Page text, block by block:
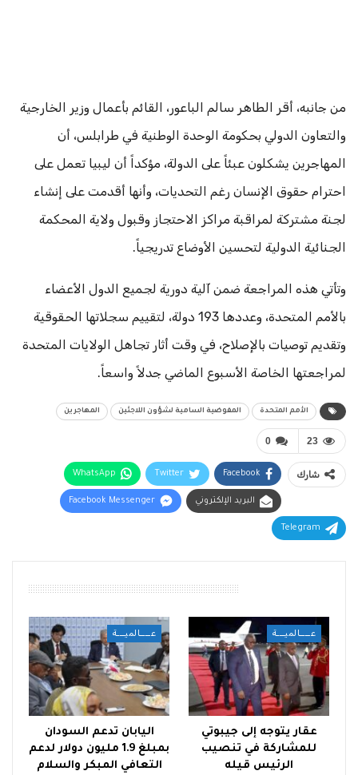
من جانبه، أقر الطاهر سالم الباعور، القائم بأعمال وزير الخارجية
والتعاون الدولي بحكومة الوحدة الوطنية في طرابلس، أن
المهاجرين يشكلون عبئاً على الدولة، مؤكداً أن ليبيا تعمل على
احترام حقوق الإنسان رغم التحديات، وأنها أقدمت على إنشاء
لجنة مشتركة لمراقبة مراكز الاحتجاز وقبول ولاية المحكمة
الجنائية الدولية لتحسين الأوضاع تدريجياً.
وتأتي هذه المراجعة ضمن آلية دورية لجميع الدول الأعضاء
بالأمم المتحدة، وعددها 193 دولة، لتقييم سجلاتها الحقوقية
وتقديم توصيات بالإصلاح، في وقت أثار تجاهل الولايات المتحدة
لمراجعتها الخاصة الأسبوع الماضي جدلاً واسعاً.
الأمم المتحدة المفوضية السامية لشؤون اللاجئين المهاجرين
0 23
شارك Facebook
Twitter
WhatsApp
البريد الإلكتروني Facebook Messenger
Telegram
عــــالميـــة
عقار يتوجه إلى جيبوتي
للمشاركة في تنصيب
الرئيس قيله
عــــالميـــة
اليابان تدعم السودان
بمبلغ 1.9 مليون دولار لدعم
التعافي المبكر والسلام